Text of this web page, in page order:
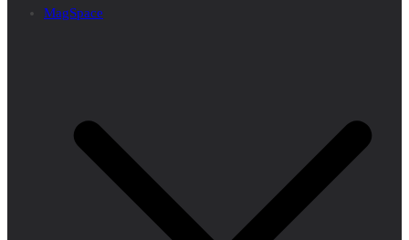
MagSpace